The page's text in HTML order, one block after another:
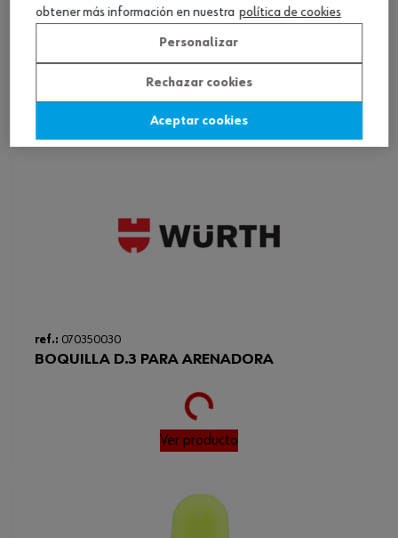
ref.:0714100
Loading...
Ver producto
ref.: 070350030
BOQUILLA D.3 PARA ARENADORA
Loading...
Ver producto
obtener más información en nuestra política de cookies
Personalizar
Rechazar cookies
Aceptar cookies